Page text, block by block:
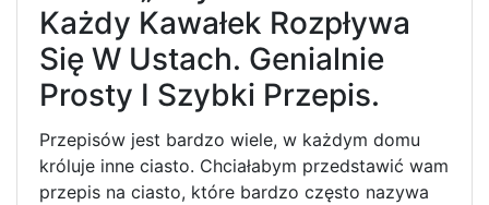
Każdy Kawałek Rozpływa
Się W Ustach. Genialnie
Prosty I Szybki Przepis.
Przepisów jest bardzo wiele, w każdym domu
króluje inne ciasto. Chciałabym przedstawić wam
przepis na ciasto, które bardzo często nazywa